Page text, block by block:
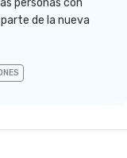
personas con
de la nueva